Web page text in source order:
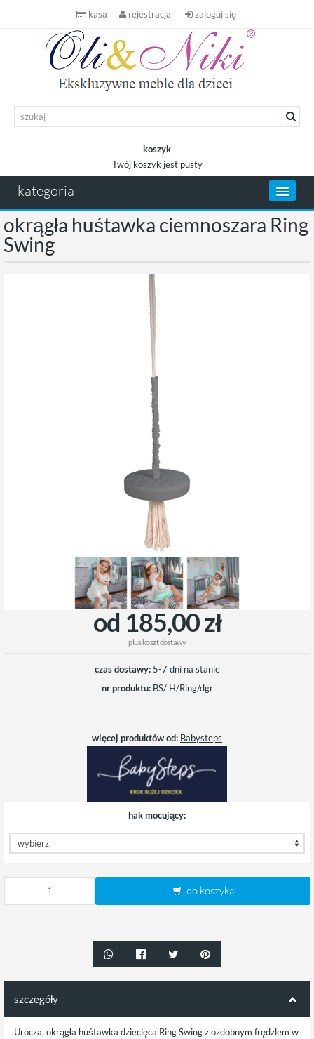
kasa rejestracja zaloguj się
koszyk
Twój koszyk jest pusty
kategoria
okrągła huśtawka ciemnoszara Ring
Swing
od 185,00 zł
plus koszt dostawy
czas dostawy: 5-7 dni na stanie
nr produktu:BS/ H/Ring/dgr
więcej produktów od: Babysteps
hak mocujący:
do koszyka
szczegóły
Urocza, okrągła huśtawka dziecięca Ring Swing z ozdobnym frędzlem w